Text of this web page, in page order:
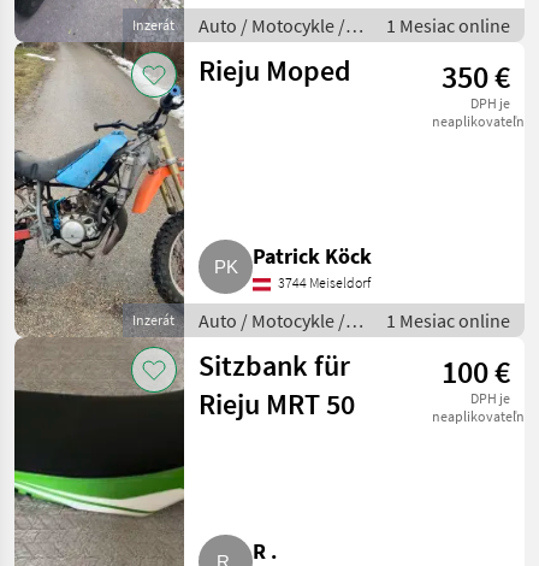
Inzerát
Auto / Motocykle /
Motorka
1 Mesiac online
Inzerát
Rieju Moped 350 €
DPH je
neaplikovateľné
Patrick Köck
3744 Meiseldorf
Auto / Motocykle /
Motorka
1 Mesiac online
Sitzbank für
Rieju MRT 50
100 €
DPH je
neaplikovateľné
R .